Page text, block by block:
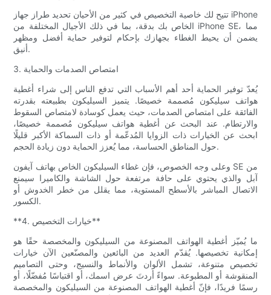
تتيح لك خاصية التخصيص في كثير من الأحيان تحديد طراز جهاز iPhone
الخاص بك بدقة، بما في ذلك الأجيال المختلفة من iPhone SE، مما
يضمن أن يحيط الغطاء بجهازك بإحكام لتوفير حماية أفضل ومظهر
أنيق.
3. امتصاص الصدمات والحماية
يُعدّ توفير الحماية أحد أهم الأسباب التي تدفع الناس إلى شراء أغطية
هواتف سيليكون مُصممة خصيصًا. يتميز السيليكون بطبيعته بقدرته
الفائقة على امتصاص الصدمات، حيث يعمل كوسادة لامتصاص السقوط
والارتطام. عند البحث عن أغطية هواتف سيليكون مُصممة خصيصًا،
ابحث عن الخيارات ذات الزوايا المُدعّمة أو ذات السماكة الأكبر قليلًا
حول المناطق الحساسة، مما يُعزز الحماية دون زيادة الحجم.
وعلى وجه الخصوص، فإن غطاء السيليكون الخاص بهاتف آيفون SE من
آبل والذي يحتوي على حافة مرتفعة حول الشاشة والكاميرا سيمنع
الاتصال المباشر بالأسطح المستوية، مما يقلل من خطر الخدوش أو
الكسور.
**4. خيارات التخصيص**
ما يُميّز أغطية الهواتف المصنوعة من السيليكون والمخصصة حقًا هو
إمكانية تخصيصها. يُقدّم العديد من البائعين والمصنّعين الآن خيارات
تخصيص متنوعة، تشمل الألوان والأنماط والنسيج، وحتى التصاميم
المنقوشة أو المطبوعة. سواءً أردتَ عرض اسمك، أو اقتباسًا مُفضّلًا، أو
رسمًا فريدًا، فإنّ أغطية الهواتف المصنوعة من السيليكون والمخصصة